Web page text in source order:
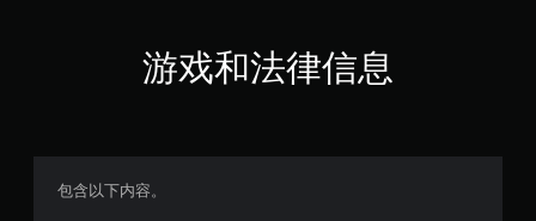
游戏和法律信息
包含以下内容。